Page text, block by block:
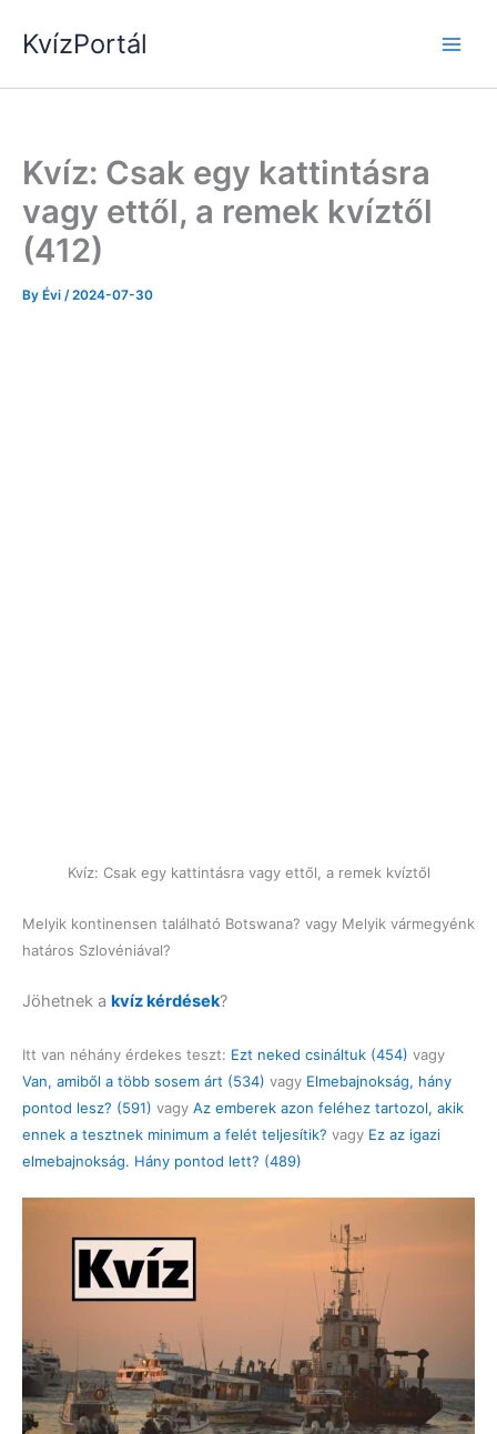
KvízPortál
Kvíz: Csak egy kattintásra
vagy ettől, a remek kvíztől
(412)
By Évi /2024-07-30
Kvíz: Csak egy kattintásra vagy ettől, a remek kvíztől
Melyik kontinensen található Botswana? vagy Melyik vármegyénk
határos Szlovéniával?
Jöhetnek a kvíz kérdések?
Itt van néhány érdekes teszt: Ezt neked csináltuk (454) vagy
Van, amiből a több sosem árt (534) vagy Elmebajnokság, hány
pontod lesz? (591) vagy Az emberek azon feléhez tartozol, akik
ennek a tesztnek minimum a felét teljesítik? vagy Ez az igazi
elmebajnokság. Hány pontod lett? (489)